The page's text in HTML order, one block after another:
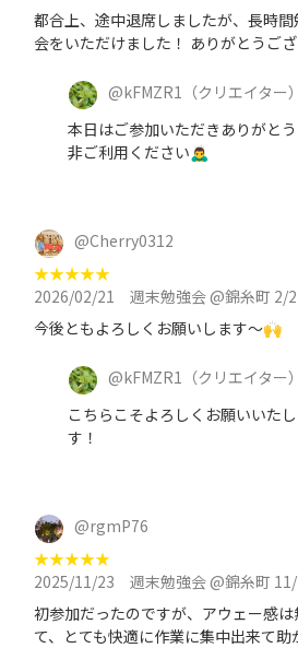
都合上、途中退席しましたが、長時
会をいただけました！ ありがとうご
@kFMZR1 （クリエイター）
本日はご参加いただきありがと
非ご利用ください🙇‍♂️
@Cherry0312
★★★★★
2026/02/21
週末勉強会 @錦糸町 2/
今後ともよろしくお願いします〜🙌
@kFMZR1 （クリエイター）
こちらこそよろしくお願いいた
す！
@rgmP76
★★★★★
2025/11/23
週末勉強会 @錦糸町
初参加だったのですが、アウェー感
て、とても快適に作業に集中出来て助